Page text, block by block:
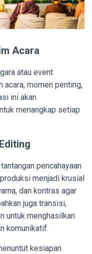
Acara
atau event
acara, momen penting,
ini akan
menangkap setiap
pencahayaan
menjadi krusial
dan kontras agar
juga transisi,
untuk menghasilkan
komunikatif.
kesiapan